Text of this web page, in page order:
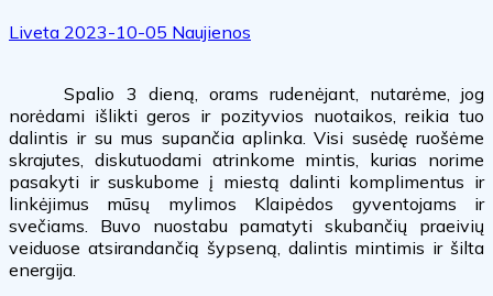
Liveta 2023-10-05 Naujienos
Spalio 3 dieną, orams rudenėjant, nutarėme, jog
norėdami išlikti geros ir pozityvios nuotaikos, reikia tuo
dalintis ir su mus supančia aplinka. Visi susėdę ruošėme
skrajutes, diskutuodami atrinkome mintis, kurias norime
pasakyti ir suskubome į miestą dalinti komplimentus ir
linkėjimus mūsų mylimos Klaipėdos gyventojams ir
svečiams. Buvo nuostabu pamatyti skubančių praeivių
veiduose atsirandančią šypseną, dalintis mintimis ir šilta
energija.